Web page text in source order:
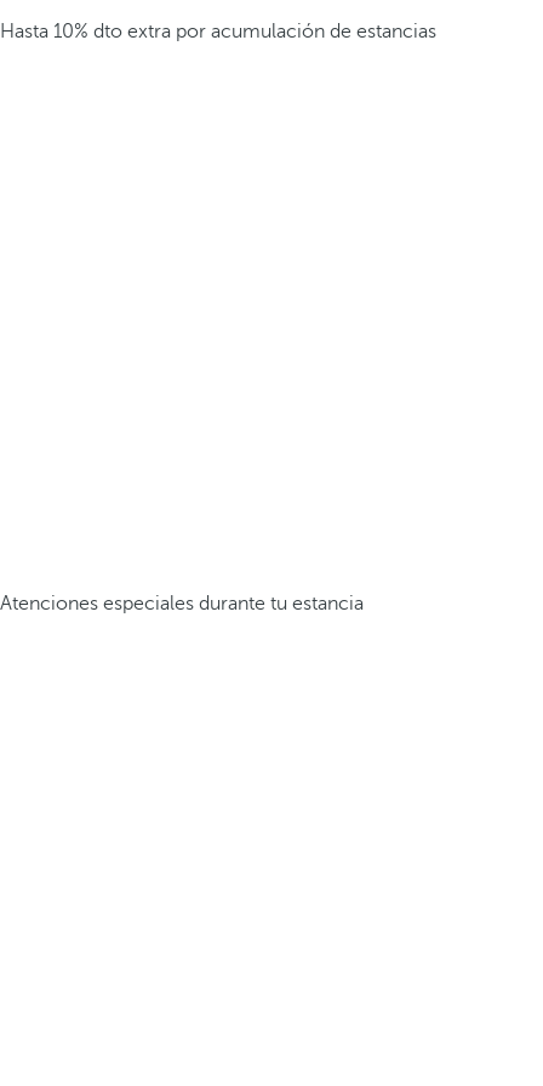
Hasta 10% dto extra por acumulación de estancias
Atenciones especiales durante tu estancia